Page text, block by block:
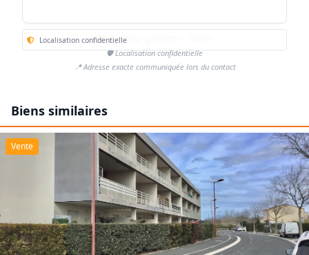
Localisation confidentielleSecteur général - Théza
🛡️ Localisation confidentielle
📍 Adresse exacte communiquée lors du contact
Biens similaires
Vente